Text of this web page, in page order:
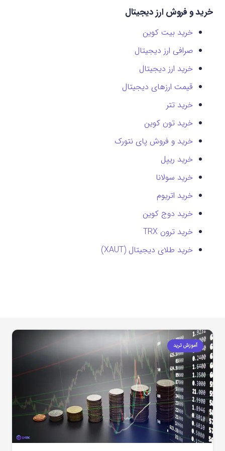
خرید و فروش ارز دیجیتال
خرید بیت کوین
صرافی ارز دیجیتال
خرید ارز دیجیتال
قیمت ارزهای دیجیتال
خرید تتر
خرید تون کوین
خرید و فروش پای نتورک
خرید ریپل
خرید سولانا
خرید اتریوم
خرید دوج کوین
خرید ترون TRX
خرید طلای دیجیتال (XAUT)
آموزش ترید